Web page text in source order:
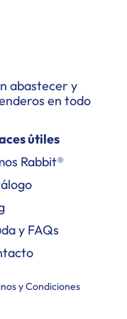
abastecer y
en todo
útiles
Rabbit®
y FAQs
y Condiciones